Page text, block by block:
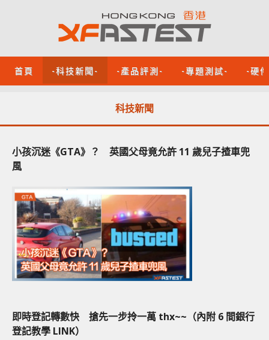
首頁 -科技新聞- -產品評測- -專題測試- -硬
科技新聞
小孩沉迷《GTA》？ 英國父母竟允許 11 歲兒子揸車兜
風
即時登記轉數快 搶先一步拎一萬 thx~~（內附 6 間銀行
登記教學 LINK）